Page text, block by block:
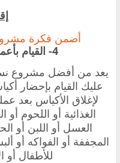
أضمن فكرة مشروع
4- القيام بأعمال التعبئة والتغليف :
يعد من أفضل مشروع
عليك القيام بإحضار
لإغلاق الأكياس بعد
الغذائية أو اللحوم
العسل أو اللبن أو
المجففة أو الفواكه أو
للأطفال أو